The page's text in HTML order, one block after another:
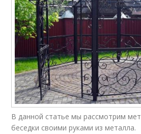
В данной статье мы рассмотрим
беседки своими руками из металла.